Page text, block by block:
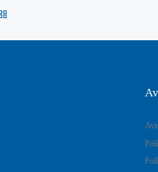
VOLVER A LA LISTA DE